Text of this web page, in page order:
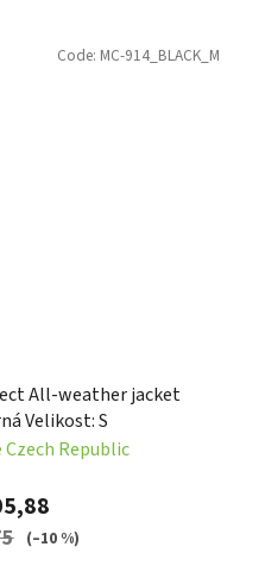
All-weather jacket
Velikost: S
Republic
(–10 %)
Code: MC-914_BLACK_M